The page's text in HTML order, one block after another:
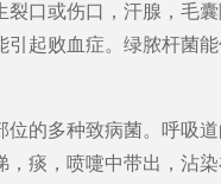
裂口或伤口，汗腺，毛
起败血症。绿脓杆菌
位的多种致病菌。呼吸
痰，喷嚏中带出，沾